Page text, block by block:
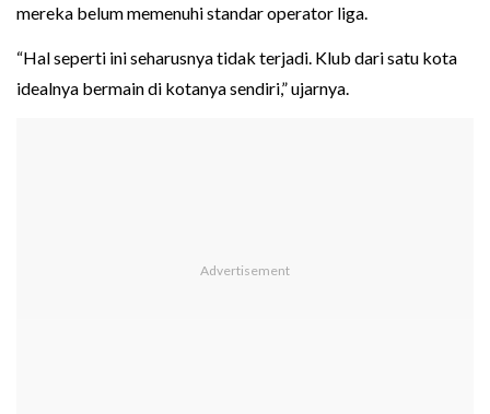
mereka belum memenuhi standar operator liga.
“Hal seperti ini seharusnya tidak terjadi. Klub dari satu kota
idealnya bermain di kotanya sendiri,” ujarnya.